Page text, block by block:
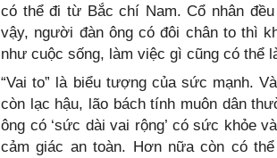
có thể đi từ Bắc chí Nam. Cổ nhân
vậy, người đàn ông có đôi chân to thì
như cuộc sống, làm việc gì cũng có thể
“Vai to” là biểu tượng của sức mạnh.
còn lạc hậu, lão bách tính muôn dân
ông có ‘sức dài vai rộng’ có sức khỏe
cảm giác an toàn. Hơn nữa còn có